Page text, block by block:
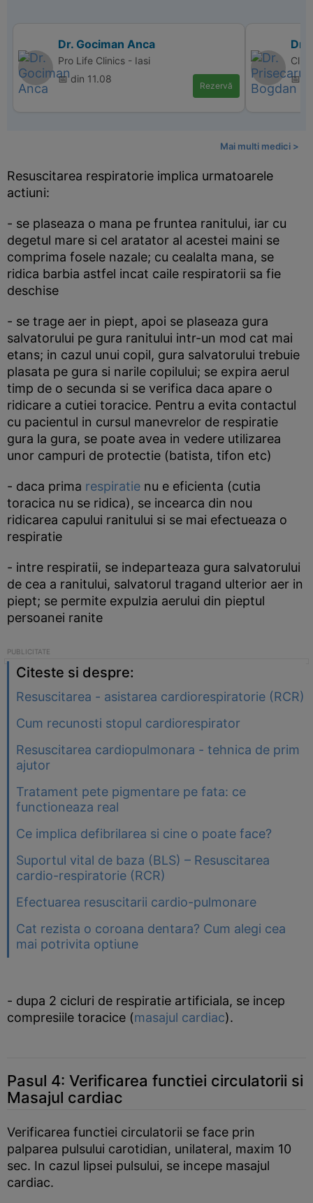
Dr. Gociman Anca
Pro Life Clinics - Iasi
📅 din 11.08
Rezervă
Dr.
📅
Mai multi medici >
Resuscitarea respiratorie implica urmatoarele
actiuni:
- se plaseaza o mana pe fruntea ranitului, iar cu
degetul mare si cel aratator al acestei maini se
comprima fosele nazale; cu cealalta mana, se
ridica barbia astfel incat caile respiratorii sa fie
deschise
- se trage aer in piept, apoi se plaseaza gura
salvatorului pe gura ranitului intr-un mod cat mai
etans; in cazul unui copil, gura salvatorului trebuie
plasata pe gura si narile copilului; se expira aerul
timp de o secunda si se verifica daca apare o
ridicare a cutiei toracice. Pentru a evita contactul
cu pacientul in cursul manevrelor de respiratie
gura la gura, se poate avea in vedere utilizarea
unor campuri de protectie (batista, tifon etc)
- daca prima respiratie nu e eficienta (cutia
toracica nu se ridica), se incearca din nou
ridicarea capului ranitului si se mai efectueaza o
respiratie
- intre respiratii, se indeparteaza gura salvatorului
de cea a ranitului, salvatorul tragand ulterior aer in
piept; se permite expulzia aerului din pieptul
persoanei ranite
Citeste si despre:
Resuscitarea - asistarea cardiorespiratorie (RCR)
Cum recunosti stopul cardiorespirator
Resuscitarea cardiopulmonara - tehnica de prim
ajutor
Tratament pete pigmentare pe fata: ce
functioneaza real
Ce implica defibrilarea si cine o poate face?
Suportul vital de baza (BLS) – Resuscitarea
cardio-respiratorie (RCR)
Efectuarea resuscitarii cardio-pulmonare
Cat rezista o coroana dentara? Cum alegi cea
mai potrivita optiune
- dupa 2 cicluri de respiratie artificiala, se incep
compresiile toracice (masajul cardiac).
Pasul 4: Verificarea functiei circulatorii si
Masajul cardiac
Verificarea functiei circulatorii se face prin
palparea pulsului carotidian, unilateral, maxim 10
sec. In cazul lipsei pulsului, se incepe masajul
cardiac.